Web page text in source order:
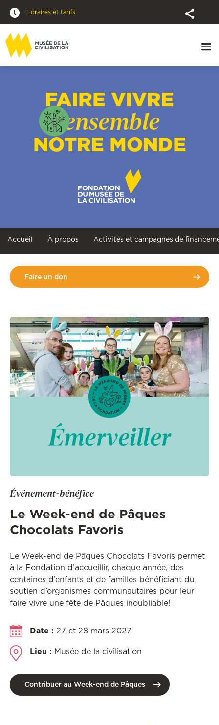
Horaires et tarifs
FAIRE VIVRE
ensemble
NOTRE MONDE
Accueil À propos Activités et campagnes de
Faire un don
Événement-bénéfice
Le Week-end de Pâques
Chocolats Favoris
Le Week-end de Pâques Chocolats Favoris permet
à la Fondation d’accueillir, chaque année, des
centaines d’enfants et de familles bénéficiant du
soutien d’organismes communautaires pour leur
faire vivre une fête de Pâques inoubliable!
Date : 27 et 28 mars 2027
Lieu : Musée de la civilisation
Contribuer au Week-end de Pâques